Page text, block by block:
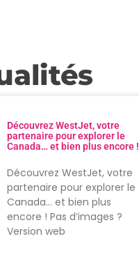
Découvrez WestJet, votre
partenaire pour explorer le
Canada… et bien plus encore !
Découvrez WestJet, votre
partenaire pour explorer le
Canada… et bien plus
encore ! Pas d’images ?
Version web